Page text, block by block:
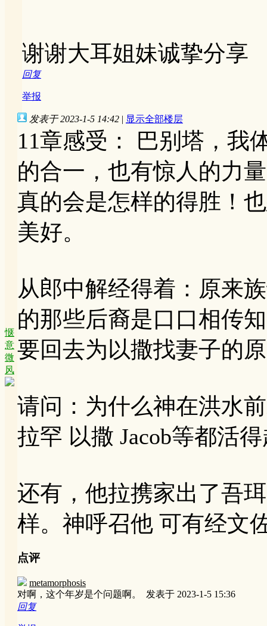
谢谢大耳姐妹诚挚分享
回复
举报
惬
意
微
风
发表于 2023-1-5 14:42 | 显示全部楼层
11章感受： 巴别塔，我
的合一，也有惊人的力
真的会是怎样的得胜！
美好。
从郎中解经得着：原来
的那些后裔是口口相传
要回去为以撒找妻子的
请问：为什么神在洪水
拉罕 以撒 Jacob等都活
还有，他拉携家出了吾
样。神呼召他 可有经文
点评
metamorphosis
对啊，这个年岁是个问题啊。 发表于 2023-1-5 15:36
回复